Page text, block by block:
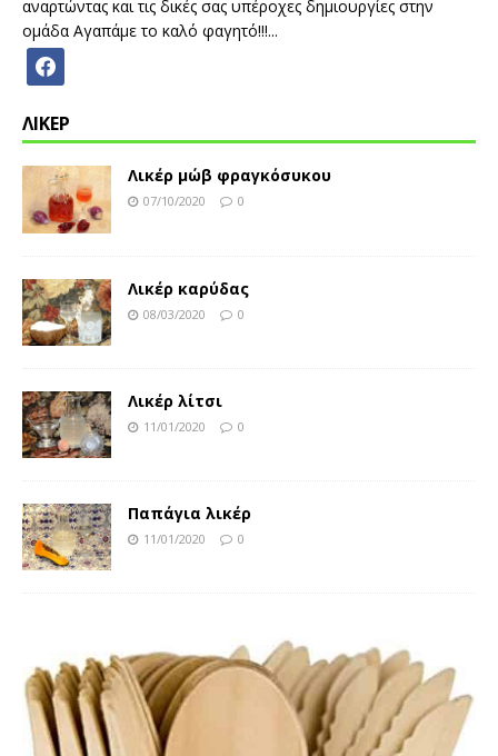
αναρτώντας και τις δικές σας υπέροχες δημιουργίες στην
ομάδα Αγαπάμε το καλό φαγητό!!!...
ΛΙΚΕΡ
Λικέρ μώβ φραγκόσυκου
07/10/2020 0
Λικέρ καρύδας
08/03/2020 0
Λικέρ λίτσι
11/01/2020 0
Παπάγια λικέρ
11/01/2020 0